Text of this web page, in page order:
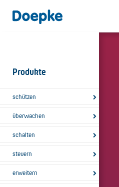
Produkte
schützen
überwachen
schalten
steuern
erweitern